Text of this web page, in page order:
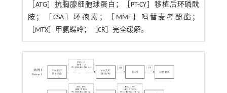
［ATG］抗胸腺细胞球蛋白；［PT-CY］移植后环磷酰
胺；［CSA］环孢素；［MMF］吗替麦考酚酯；
［MTX］甲氨蝶呤；［CR］完全缓解。